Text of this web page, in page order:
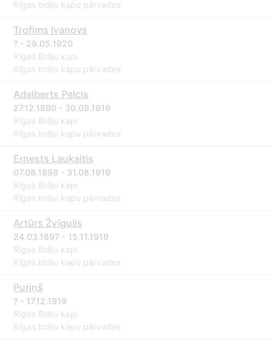
Rīgas brāļu kapu pārvades
Trofims Ivanovs
? - 29.05.1920
Rīgas Brāļu kapi
Rīgas brāļu kapu pārvades
Adalberts Pelcis
27.12.1890 - 30.09.1919
Rīgas Brāļu kapi
Rīgas brāļu kapu pārvades
Ernests Laukaitis
07.08.1898 - 31.08.1919
Rīgas Brāļu kapi
Rīgas brāļu kapu pārvades
Artūrs Žvīgulis
24.03.1897 - 15.11.1919
Rīgas Brāļu kapi
Rīgas brāļu kapu pārvades
Puriņš
? - 17.12.1919
Rīgas Brāļu kapi
Rīgas brāļu kapu pārvades